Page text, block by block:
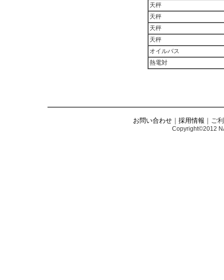
天秤
天秤
天秤
天秤
オイルバス
熱電対
お問い合わせ ｜ 採用情報 ｜ご
Copyright©2012